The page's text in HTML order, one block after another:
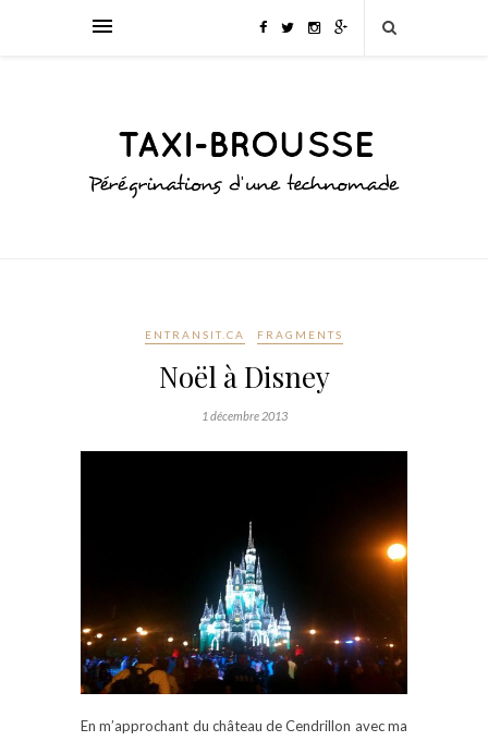
ENTRANSIT.CA FRAGMENTS
Noël à Disney
1 décembre 2013
En m’approchant du château de Cendrillon avec ma